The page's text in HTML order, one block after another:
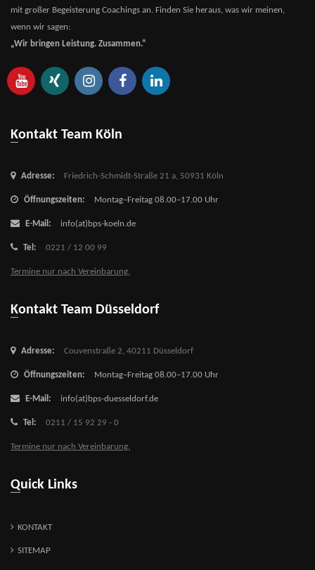
mit großer Begeisterung Coachings an. Finden Sie heraus, was wir meinen,
wenn wir sagen:
„Wir bringen Leistung. Zusammen.“
Kontakt Team Köln
Adresse: Friedrich-Schmidt-Straße 21 a, 50931 Köln
Öffnungszeiten: Montag–Freitag 08.00–17.00 Uhr
E-Mail: info(at)bps-koeln.de
Tel: 0221 / 12 00 99
Termine nur nach Vereinbarung.
Kontakt Team Düsseldorf
Adresse: Couvenstraße 2, 40211 Düsseldorf
Öffnungszeiten: Montag–Freitag 08.00–17.00 Uhr
E-Mail: info(at)bps-duesseldorf.de
Tel: 0211 / 15 92 29 - 0
Termine nur nach Vereinbarung.
Quick Links
KONTAKT
SITEMAP